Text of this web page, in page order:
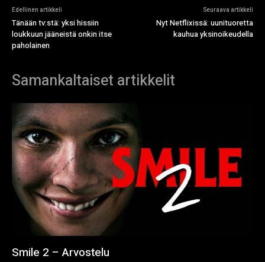
Edellinen artikkeli
Tänään tv:stä: yksi hissiin
loukkuun jääneistä onkin itse
paholainen
Seuraava artikkeli
Nyt Netflixissä: uunituoretta
kauhua yksinoikeudella
Samankaltaiset artikkelit
Smile 2 – Arvostelu